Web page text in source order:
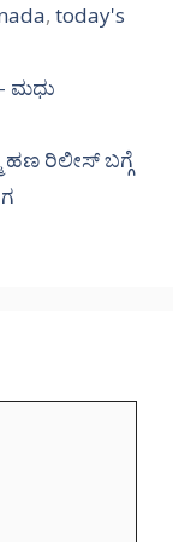
, today's
ಮಧು
ಹಣ ರಿಲೀಸ್ ಬಗ್ಗೆ